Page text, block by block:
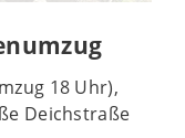
18 Uhr),
Deichstraße